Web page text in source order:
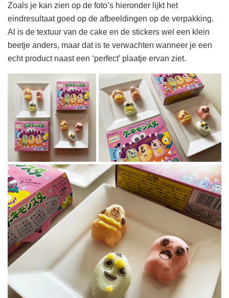
Zoals je kan zien op de foto’s hieronder lijkt het
eindresultaat goed op de afbeeldingen op de verpakking.
Al is de textuur van de cake en de stickers wel een klein
beetje anders, maar dat is te verwachten wanneer je een
echt product naast een ‘perfect’ plaatje ervan ziet.